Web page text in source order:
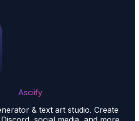
Asciify
& text art studio. Create